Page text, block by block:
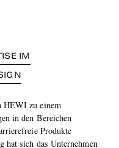
IM
HEWI zu einem
in den Bereichen
Produkte
sich das Unternehmen